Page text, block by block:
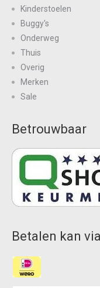
Kinderstoelen
Buggy's
Onderweg
Thuis
Overig
Merken
Sale
Betrouwbaar
Betalen kan via